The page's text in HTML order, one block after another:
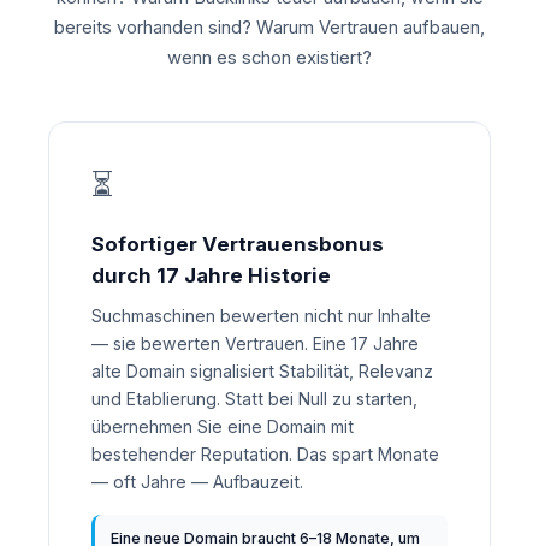
bereits vorhanden sind? Warum Vertrauen aufbauen,
wenn es schon existiert?
⏳
Sofortiger Vertrauensbonus
durch 17 Jahre Historie
Suchmaschinen bewerten nicht nur Inhalte
— sie bewerten Vertrauen. Eine 17 Jahre
alte Domain signalisiert Stabilität, Relevanz
und Etablierung. Statt bei Null zu starten,
übernehmen Sie eine Domain mit
bestehender Reputation. Das spart Monate
— oft Jahre — Aufbauzeit.
Eine neue Domain braucht 6–18 Monate, um